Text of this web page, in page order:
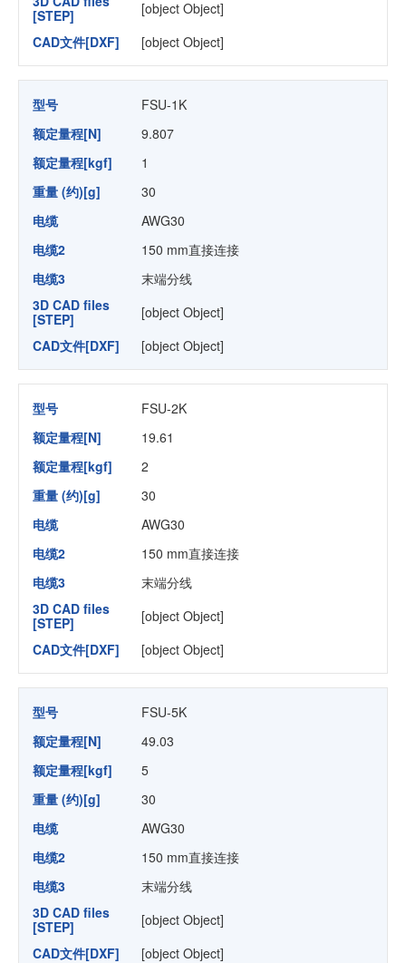
[STEP]
[object Object]
CAD文件[DXF]
[object Object]
型号
FSU-1K
额定量程[N]
9.807
额定量程[kgf]
1
重量 (约)[g]
30
电缆
AWG30
电缆2
150 mm直接连接
电缆3
末端分线
3D CAD files
[STEP]
[object Object]
CAD文件[DXF]
[object Object]
型号
FSU-2K
额定量程[N]
19.61
额定量程[kgf]
2
重量 (约)[g]
30
电缆
AWG30
电缆2
150 mm直接连接
电缆3
末端分线
3D CAD files
[STEP]
[object Object]
CAD文件[DXF]
[object Object]
型号
FSU-5K
额定量程[N]
49.03
额定量程[kgf]
5
重量 (约)[g]
30
电缆
AWG30
电缆2
150 mm直接连接
电缆3
末端分线
3D CAD files
[STEP]
[object Object]
CAD文件[DXF]
[object Object]